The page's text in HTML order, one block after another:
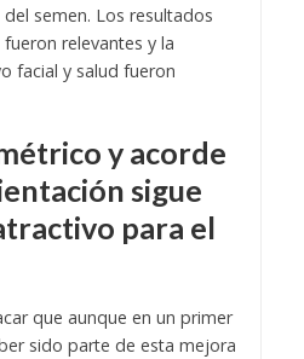
semen. Los resultados
relevantes y la
facial y salud fueron
y acorde
sigue
para el
que aunque en un primer
sido parte de esta mejora